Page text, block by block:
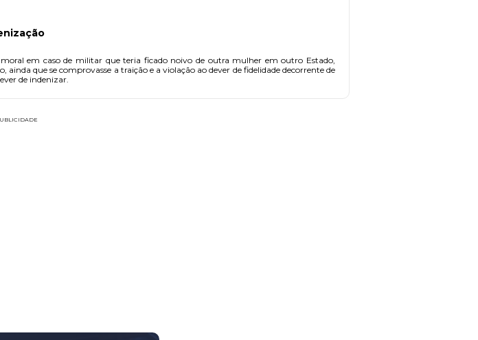
em caso de militar que teria ficado noivo de outra mulher em outro Estado,
de indenizar.